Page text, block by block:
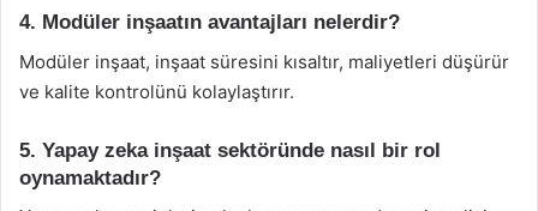
4. Modüler inşaatın avantajları nelerdir?
Modüler inşaat, inşaat süresini kısaltır, maliyetleri düşürür
ve kalite kontrolünü kolaylaştırır.
5. Yapay zeka inşaat sektöründe nasıl bir rol
oynamaktadır?